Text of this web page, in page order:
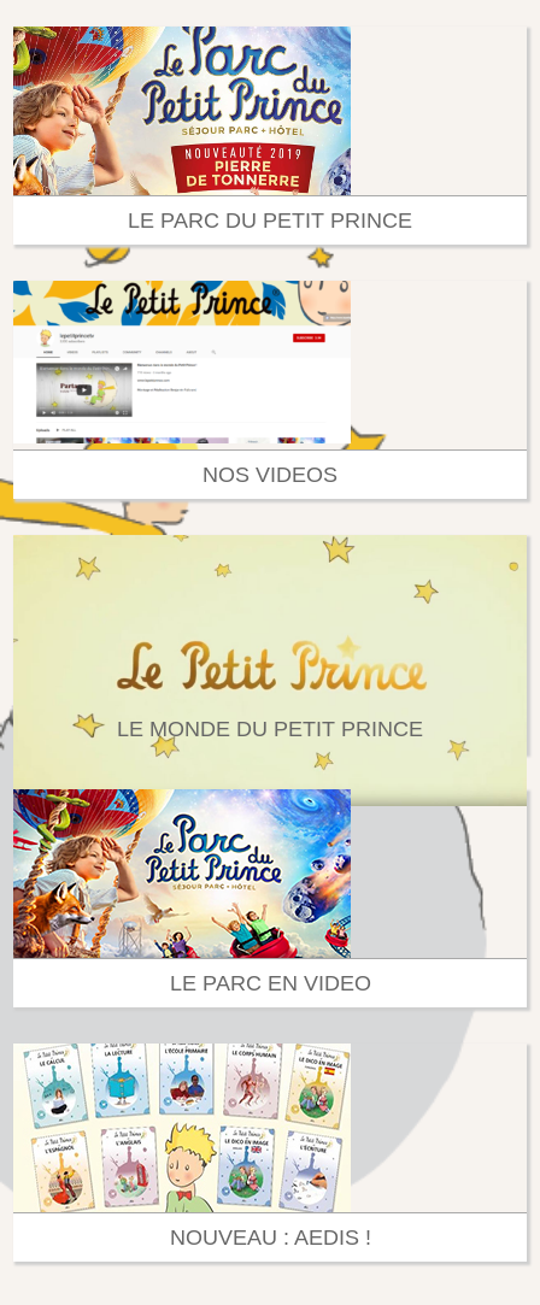
LE PARC DU PETIT PRINCE
NOS VIDEOS
LE MONDE DU PETIT PRINCE
LE PARC EN VIDEO
NOUVEAU : AEDIS !